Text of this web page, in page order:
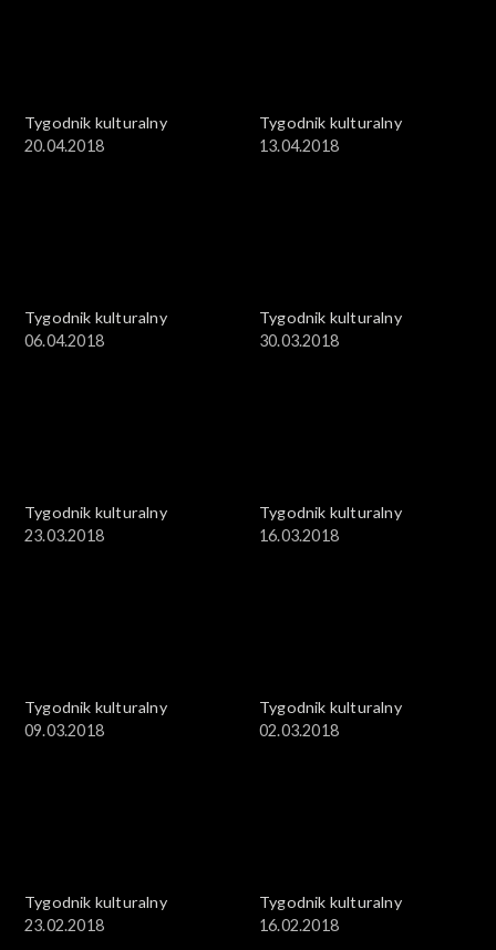
Tygodnik kulturalny
20.04.2018
Tygodnik kulturalny
13.04.2018
Tygodnik kulturalny
06.04.2018
Tygodnik kulturalny
30.03.2018
Tygodnik kulturalny
23.03.2018
Tygodnik kulturalny
16.03.2018
Tygodnik kulturalny
09.03.2018
Tygodnik kulturalny
02.03.2018
Tygodnik kulturalny
23.02.2018
Tygodnik kulturalny
16.02.2018